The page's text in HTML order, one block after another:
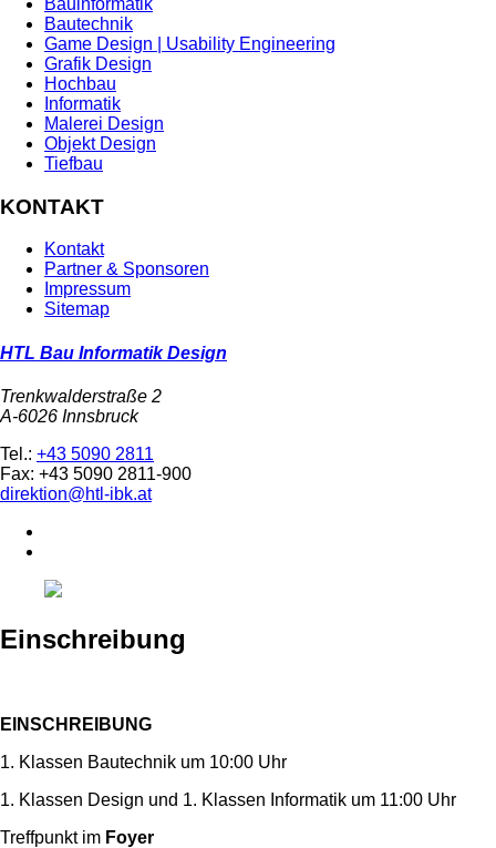
Bauinformatik
Bautechnik
Game Design | Usability Engineering
Grafik Design
Hochbau
Informatik
Malerei Design
Objekt Design
Tiefbau
KONTAKT
Kontakt
Partner & Sponsoren
Impressum
Sitemap
HTL Bau Informatik Design
Trenkwalderstraße 2
A-6026 Innsbruck
Tel.: +43 5090 2811
Fax: +43 5090 2811-900
direktion@htl-ibk.at
Einschreibung
EINSCHREIBUNG
1. Klassen Bautechnik um 10:00 Uhr
1. Klassen Design und 1. Klassen Informatik um 11:00 Uhr
Treffpunkt im Foyer